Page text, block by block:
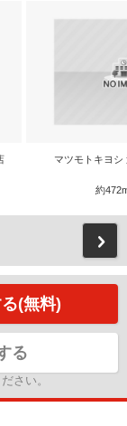
マツモトキヨシ
約
(無料)
る
さい。